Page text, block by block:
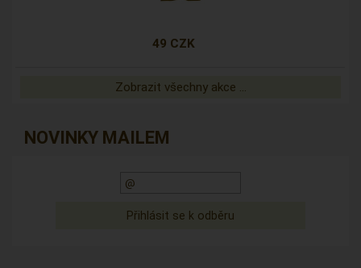
49 CZK
Zobrazit všechny akce ...
NOVINKY MAILEM